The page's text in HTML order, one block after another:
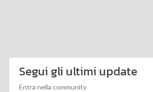
Segui gli ultimi update
Entra nella community